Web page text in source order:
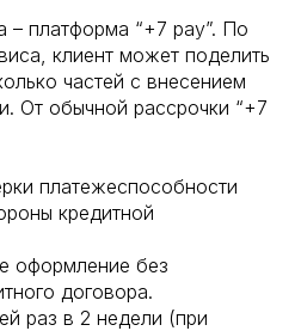
– платформа “+7 pay”. По
клиент может поделить
частей с внесением
От обычной рассрочки “+7
платежеспособности
кредитной
оформление без
договора.
раз в 2 недели (при